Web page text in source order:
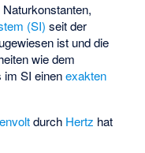
(SI) seit der
ist und die
wie dem
im SI einenexakten
durch Hertz hat